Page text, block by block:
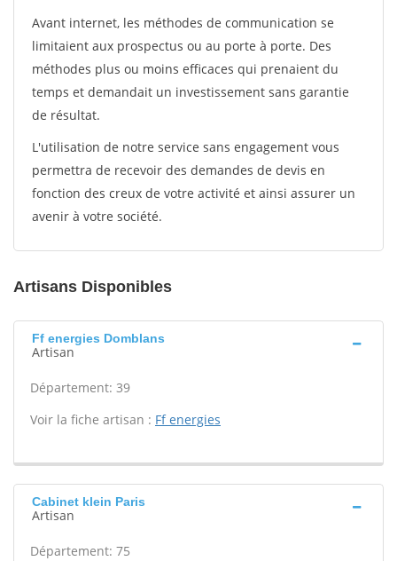
Avant internet, les méthodes de communication se
limitaient aux prospectus ou au porte à porte. Des
méthodes plus ou moins efficaces qui prenaient du
temps et demandait un investissement sans garantie
de résultat.
L'utilisation de notre service sans engagement vous
permettra de recevoir des demandes de devis en
fonction des creux de votre activité et ainsi assurer un
avenir à votre société.
Artisans Disponibles
Ff energies Domblans
Artisan
Département: 39
Voir la fiche artisan : Ff energies
Cabinet klein Paris
Artisan
Département: 75